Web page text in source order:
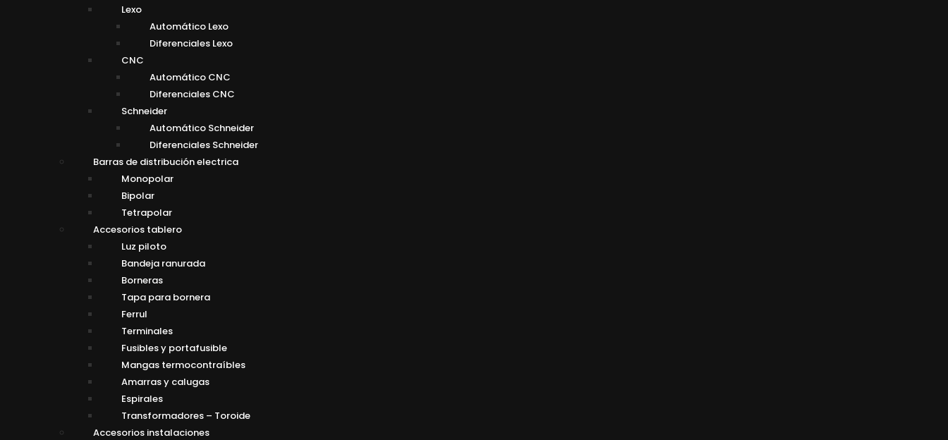
Lexo
Automático Lexo
Diferenciales Lexo
CNC
Automático CNC
Diferenciales CNC
Schneider
Automático Schneider
Diferenciales Schneider
Barras de distribución electrica
Monopolar
Bipolar
Tetrapolar
Accesorios tablero
Luz piloto
Bandeja ranurada
Borneras
Tapa para bornera
Ferrul
Terminales
Fusibles y portafusible
Mangas termocontraíbles
Amarras y calugas
Espirales
Transformadores – Toroide
Accesorios instalaciones